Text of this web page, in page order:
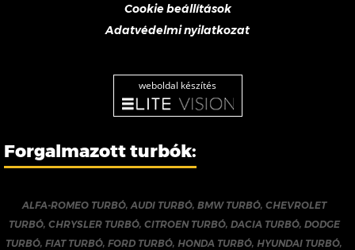
Cookie beállítások
Adatvédelmi nyilatkozat
weboldal készítés
Forgalmazott turbók:
ALFA-ROMEO TURBÓ,AUDI TURBÓ, BMW TURBÓ, CHEVROLET
TURBÓ, CHRYSLER TURBÓ, CITROEN TURBÓ, DACIA TURBÓ, DODGE
TURBÓ,FIAT TURBÓ,FORD TURBÓ, HONDA TURBÓ, HYUNDAI TURBÓ,